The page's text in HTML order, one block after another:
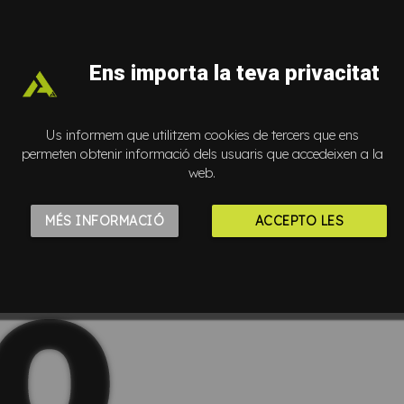
Ens importa la teva privacitat
Us informem que utilitzem cookies de tercers que ens
permeten obtenir informació dels usuaris que accedeixen a la
web.
MÉS INFORMACIÓ
ACCEPTO LES